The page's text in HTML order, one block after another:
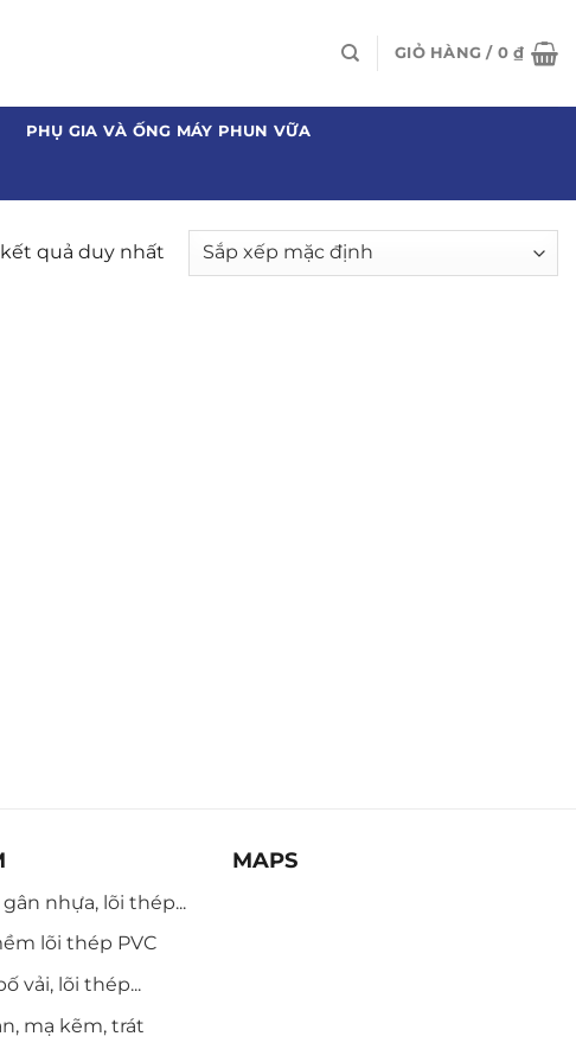
GIỎ HÀNG / 0₫
PHỤ GIA VÀ ỐNG MÁY PHUN VỮA
quả duy nhất
nhựa, lõi thép...
lõi thép PVC
vải, lõi thép...
mạ kẽm, trát
MAPS